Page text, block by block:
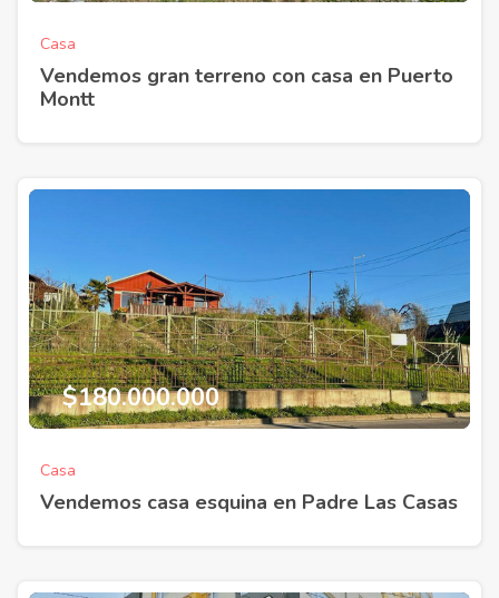
Casa
Vendemos gran terreno con casa en Puerto
Montt
$180.000.000
Casa
Vendemos casa esquina en Padre Las Casas